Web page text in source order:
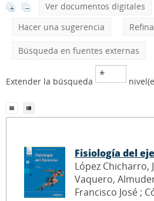
Ver documentos digitales
Hacer una sugerencia
Búsqueda en fuentes externas
Extender la búsqueda
Fisiología del
López Chicharro,
Vaquero,
Francisco José ;